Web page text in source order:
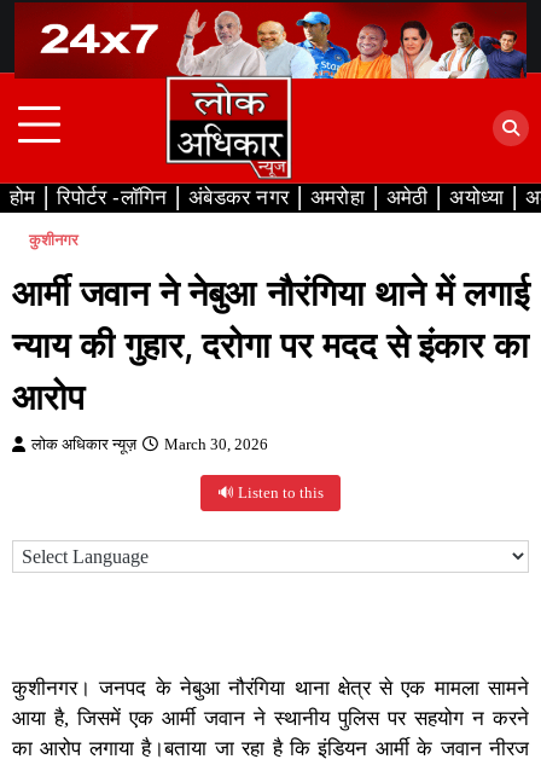
content
होम रिपोर्टर -लॉगिन अंबेडकर नगर अमरोहा अमेठी अयोध्या
कुशीनगर
आर्मी जवान ने नेबुआ नौरंगिया थाने में लगाई
न्याय की गुहार, दरोगा पर मदद से इंकार का
आरोप
लोक अधिकार न्यूज़ March 30, 2026
🔊 Listen to this
कुशीनगर। जनपद के नेबुआ नौरंगिया थाना क्षेत्र से एक मामला सामने
आया है, जिसमें एक आर्मी जवान ने स्थानीय पुलिस पर सहयोग न करने
का आरोप लगाया है।बताया जा रहा है कि इंडियन आर्मी के जवान नीरज